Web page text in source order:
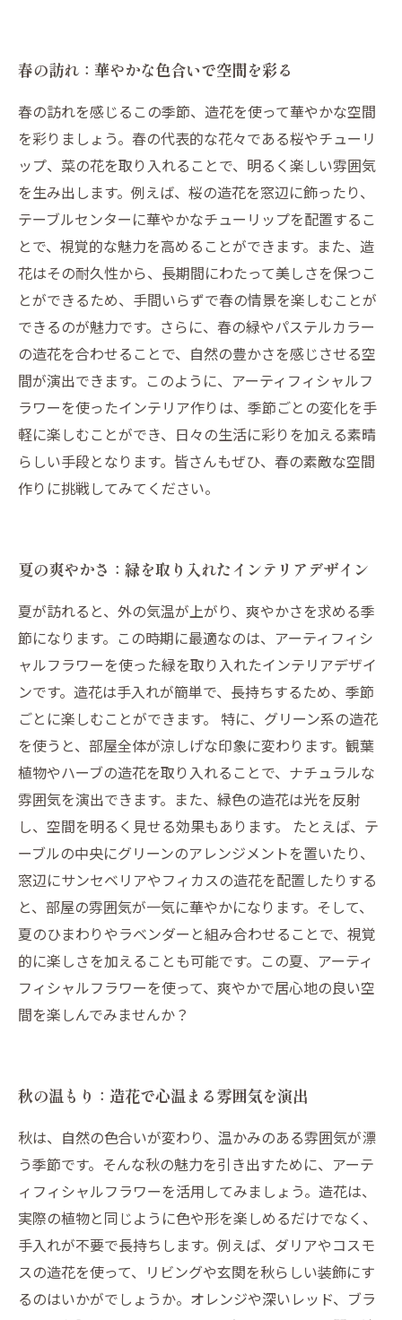
春の訪れ：華やかな色合いで空間を彩る
春の訪れを感じるこの季節、造花を使って華やかな空間
を彩りましょう。春の代表的な花々である桜やチューリ
ップ、菜の花を取り入れることで、明るく楽しい雰囲気
を生み出します。例えば、桜の造花を窓辺に飾ったり、
テーブルセンターに華やかなチューリップを配置するこ
とで、視覚的な魅力を高めることができます。また、造
花はその耐久性から、長期間にわたって美しさを保つこ
とができるため、手間いらずで春の情景を楽しむことが
できるのが魅力です。さらに、春の緑やパステルカラー
の造花を合わせることで、自然の豊かさを感じさせる空
間が演出できます。このように、アーティフィシャルフ
ラワーを使ったインテリア作りは、季節ごとの変化を手
軽に楽しむことができ、日々の生活に彩りを加える素晴
らしい手段となります。皆さんもぜひ、春の素敵な空間
作りに挑戦してみてください。
夏の爽やかさ：緑を取り入れたインテリアデザイン
夏が訪れると、外の気温が上がり、爽やかさを求める季
節になります。この時期に最適なのは、アーティフィシ
ャルフラワーを使った緑を取り入れたインテリアデザイ
ンです。造花は手入れが簡単で、長持ちするため、季節
ごとに楽しむことができます。 特に、グリーン系の造花
を使うと、部屋全体が涼しげな印象に変わります。観葉
植物やハーブの造花を取り入れることで、ナチュラルな
雰囲気を演出できます。また、緑色の造花は光を反射
し、空間を明るく見せる効果もあります。 たとえば、テ
ーブルの中央にグリーンのアレンジメントを置いたり、
窓辺にサンセベリアやフィカスの造花を配置したりする
と、部屋の雰囲気が一気に華やかになります。そして、
夏のひまわりやラベンダーと組み合わせることで、視覚
的に楽しさを加えることも可能です。この夏、アーティ
フィシャルフラワーを使って、爽やかで居心地の良い空
間を楽しんでみませんか？
秋の温もり：造花で心温まる雰囲気を演出
秋は、自然の色合いが変わり、温かみのある雰囲気が漂
う季節です。そんな秋の魅力を引き出すために、アーテ
ィフィシャルフラワーを活用してみましょう。造花は、
実際の植物と同じように色や形を楽しめるだけでなく、
手入れが不要で長持ちします。例えば、ダリアやコスモ
スの造花を使って、リビングや玄関を秋らしい装飾にす
るのはいかがでしょうか。オレンジや深いレッド、ブラ